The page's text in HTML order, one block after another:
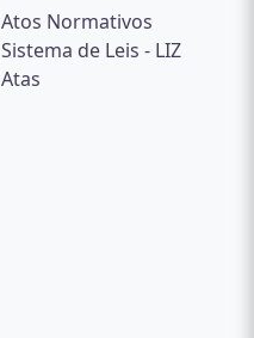
Atos Normativos
Sistema de Leis - LIZ
Atas